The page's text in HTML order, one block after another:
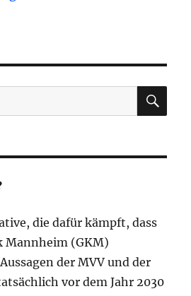
die dafür kämpft, dass
Mannheim (GKM)
der MVV und der
vor dem Jahr 2030